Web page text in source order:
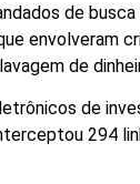
de busca
envolveram
de
de
294